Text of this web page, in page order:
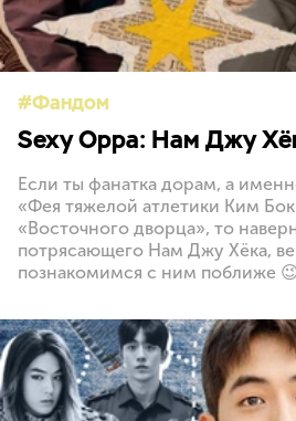
Фандом
Sexy Oppa: Нам Джу
Если ты фанатка дорам, а
«Фея тяжелой атлетики Ким
«Восточного дворца», то
потрясающего Нам Джу Хёка,
познакомимся с ним поближе